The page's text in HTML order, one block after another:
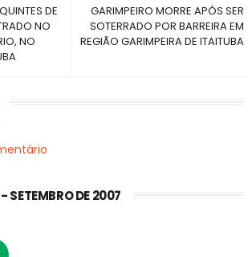
GARIMPEIRO MORRE APÓS SER
SOTERRADO POR BARREIRA EM
REGIÃO GARIMPEIRA DE ITAITUBA
DE
NO
NO
SETEMBRO DE 2007